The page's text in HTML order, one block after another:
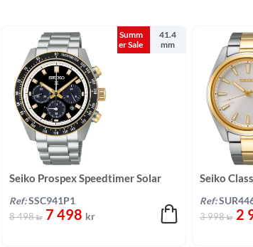
Summ
er Sale
41.4
mm
Seiko Prospex Speedtimer Solar
Ref: SSC941P1
8 498kr 7 498 kr
Seiko
Ref:
3 998kr 2